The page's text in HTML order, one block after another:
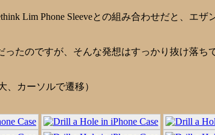
Lim Phone Sleeveとの組み合わせだと、エザ
たのですが、そんな発想はすっかり抜け落ち
、カーソルで遷移）